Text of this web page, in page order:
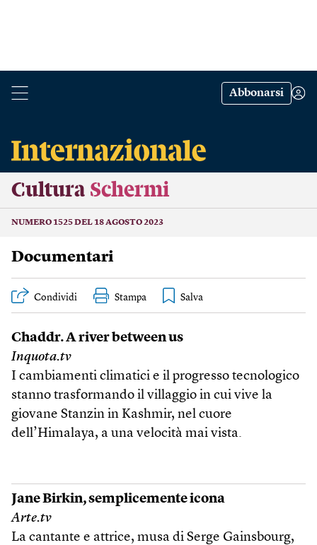
Abbonarsi
Cultura Schermi
NUMERO 1525 DEL 18 AGOSTO 2023
Documentari
Condividi Stampa
Chaddr. A river between us
Inquota.tv
I cambiamenti climatici e il progresso tecnologico
stanno trasformando il villaggio in cui vive la
giovane Stanzin in Kashmir, nel cuore
dell’Himalaya, a una velocità mai vista.
Jane Birkin, semplicemente icona
Arte.tv
La cantante e attrice, musa di Serge Gainsbourg,